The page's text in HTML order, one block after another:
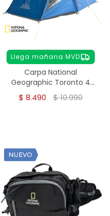
Llega mañana MVD
Carpa National
Geographic Toronto 4
personas
$ 8.490 $10.990